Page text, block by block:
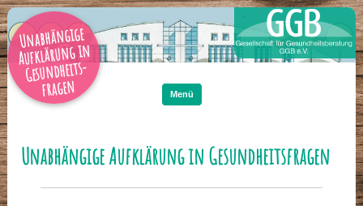
Unabhängige
Aufklärung in
Gesundheits-
fragen Menü
Unabhängige Aufklärung in Gesundheitsfragen